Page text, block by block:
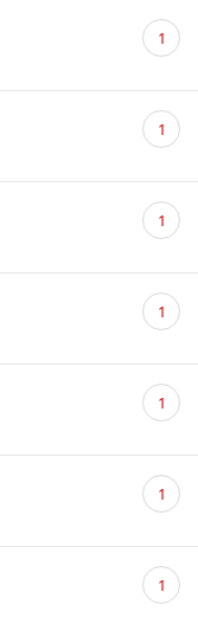
댓
글 1
댓
글 1
댓
글 1
댓
글 1
댓
글 1
댓
글 1
댓
글 1